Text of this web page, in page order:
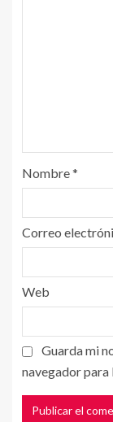
Nombre*
Correo
Web
Guarda mi
navegador para